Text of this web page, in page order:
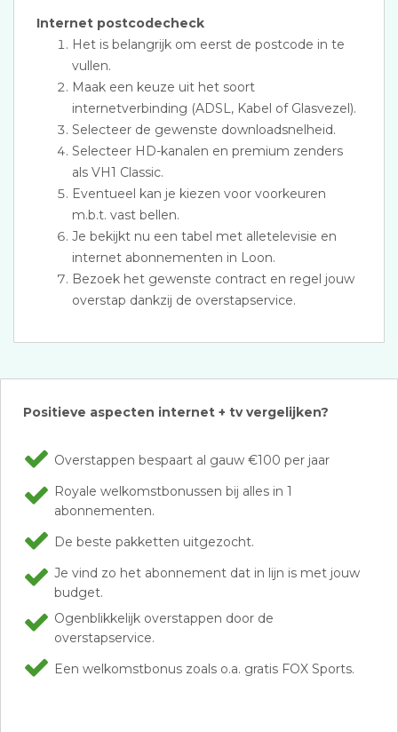
Internet postcodecheck
Het is belangrijk om eerst de postcode in te
vullen.
Maak een keuze uit het soort
internetverbinding (ADSL, Kabel of Glasvezel).
Selecteer de gewenste downloadsnelheid.
Selecteer HD-kanalen en premium zenders
als VH1 Classic.
Eventueel kan je kiezen voor voorkeuren
m.b.t. vast bellen.
Je bekijkt nu een tabel met alletelevisie en
internet abonnementen in Loon.
Bezoek het gewenste contract en regel jouw
overstap dankzij de overstapservice.
Positieve aspecten internet + tv vergelijken?
Overstappen bespaart al gauw €100 per jaar
Royale welkomstbonussen bij alles in 1
abonnementen.
De beste pakketten uitgezocht.
Je vind zo het abonnement dat in lijn is met jouw
budget.
Ogenblikkelijk overstappen door de
overstapservice.
Een welkomstbonus zoals o.a. gratis FOX Sports.